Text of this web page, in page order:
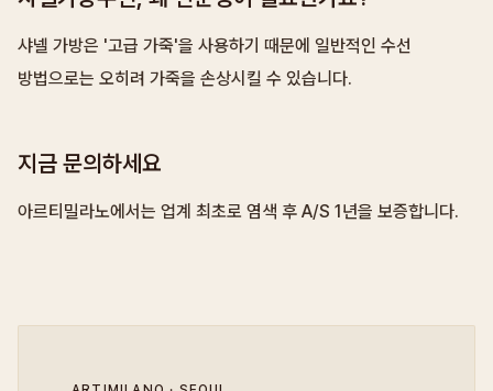
샤넬 가방은 '고급 가죽'을 사용하기 때문에 일반적인 수선
방법으로는 오히려 가죽을 손상시킬 수 있습니다.
지금 문의하세요
아르티밀라노에서는 업계 최초로 염색 후 A/S 1년을 보증합니다.